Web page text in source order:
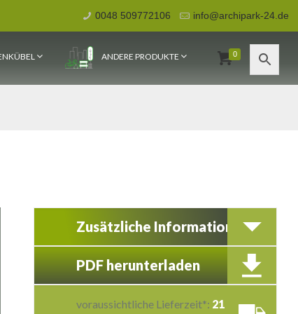
0048 509772106 info@archipark-24.de
ANDERE PRODUKTE 0
Zusätzliche Information
PDF herunterladen
voraussichtliche Lieferzeit*: 21